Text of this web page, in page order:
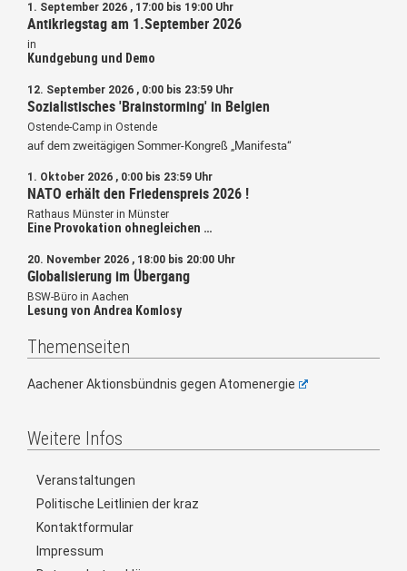
1. September 2026 , 17:00 bis 19:00 Uhr
Antikriegstag am 1.September 2026
in
Kundgebung und Demo
12. September 2026 , 0:00 bis 23:59 Uhr
Sozialistisches 'Brainstorming' in Belgien
Ostende-Camp in Ostende
auf dem zweitägigen Sommer-Kongreß „Manifesta“
1. Oktober 2026 , 0:00 bis 23:59 Uhr
NATO erhält den Friedenspreis 2026 !
Rathaus Münster in Münster
Eine Provokation ohnegleichen …
20. November 2026 , 18:00 bis 20:00 Uhr
Globalisierung im Übergang
BSW-Büro in Aachen
Lesung von Andrea Komlosy
Themenseiten
Aachener Aktionsbündnis gegen Atomenergie
Weitere Infos
Veranstaltungen
Politische Leitlinien der kraz
Kontaktformular
Impressum